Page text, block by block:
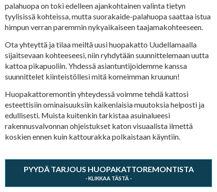
palahuopa on toki edelleen ajankohtainen valinta tietyn
tyylisissä kohteissa, mutta suorakaide-palahuopa saattaa istua
himpun verran paremmin nykyaikaiseen taajamakohteeseen.
Ota yhteyttä ja tilaa meiltä uusi huopakatto Uudellamaalla
sijaitsevaan kohteeseesi, niin ryhdytään suunnittelemaan uutta
kattoa pikapuoliin. Yhdessä asiantuntijoidemme kanssa
suunnittelet kiinteistöllesi mitä komeimman kruunun!
Huopakattoremontin yhteydessä voimme tehdä kattosi
esteettisiin ominaisuuksiin kaikenlaisia muutoksia helposti ja
edullisesti. Muista kuitenkin tarkistaa asuinalueesi
rakennusvalvonnan ohjeistukset katon visuaalista ilmettä
koskien ennen kuin kattourakka polkaistaan käyntiin.
PYYDÄ TARJOUS HUOPAKATTOREMONTISTA